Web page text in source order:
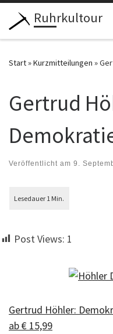
Zum Inhalt springen
Ruhrkultour
Start»Kurzmitteilungen »
Gertrud
Veröffentlicht am 9.
Post Views: 1
Gertrud Höhler:
ab € 15,99